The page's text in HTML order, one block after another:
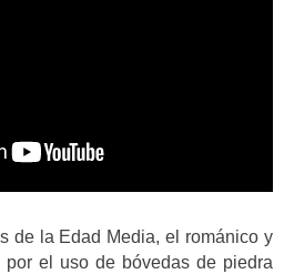
de la Edad Media, el románico y
el uso de bóvedas de piedra